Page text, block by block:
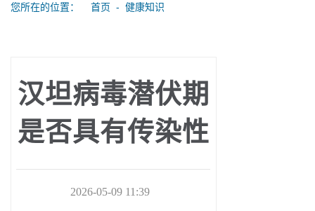
您所在的位置： 首页 ‐ 健康知识
汉坦病毒潜伏期
是否具有传染性
2026-05-09 11:39